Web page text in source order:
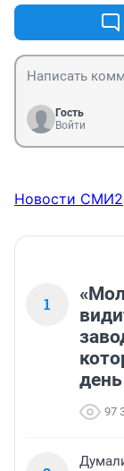
Гость
Войти
Новости СМИ2
1
день
97